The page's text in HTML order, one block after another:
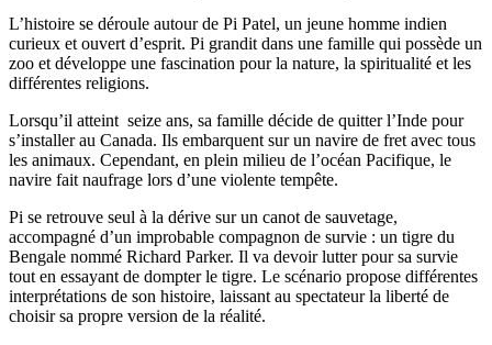
L’histoire se déroule autour de Pi Patel, un jeune homme indien
curieux et ouvert d’esprit. Pi grandit dans une famille qui possède un
zoo et développe une fascination pour la nature, la spiritualité et les
différentes religions.
Lorsqu’il atteint seize ans, sa famille décide de quitter l’Inde pour
s’installer au Canada. Ils embarquent sur un navire de fret avec tous
les animaux. Cependant, en plein milieu de l’océan Pacifique, le
navire fait naufrage lors d’une violente tempête.
Pi se retrouve seul à la dérive sur un canot de sauvetage,
accompagné d’un improbable compagnon de survie : un tigre du
Bengale nommé Richard Parker. Il va devoir lutter pour sa survie
tout en essayant de dompter le tigre. Le scénario propose différentes
interprétations de son histoire, laissant au spectateur la liberté de
choisir sa propre version de la réalité.